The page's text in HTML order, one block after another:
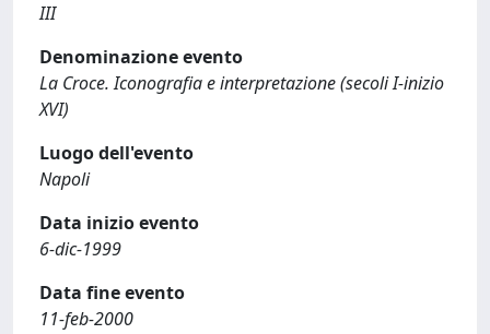
III
Denominazione evento
La Croce. Iconografia e interpretazione (secoli I-inizio
XVI)
Luogo dell'evento
Napoli
Data inizio evento
6-dic-1999
Data fine evento
11-feb-2000